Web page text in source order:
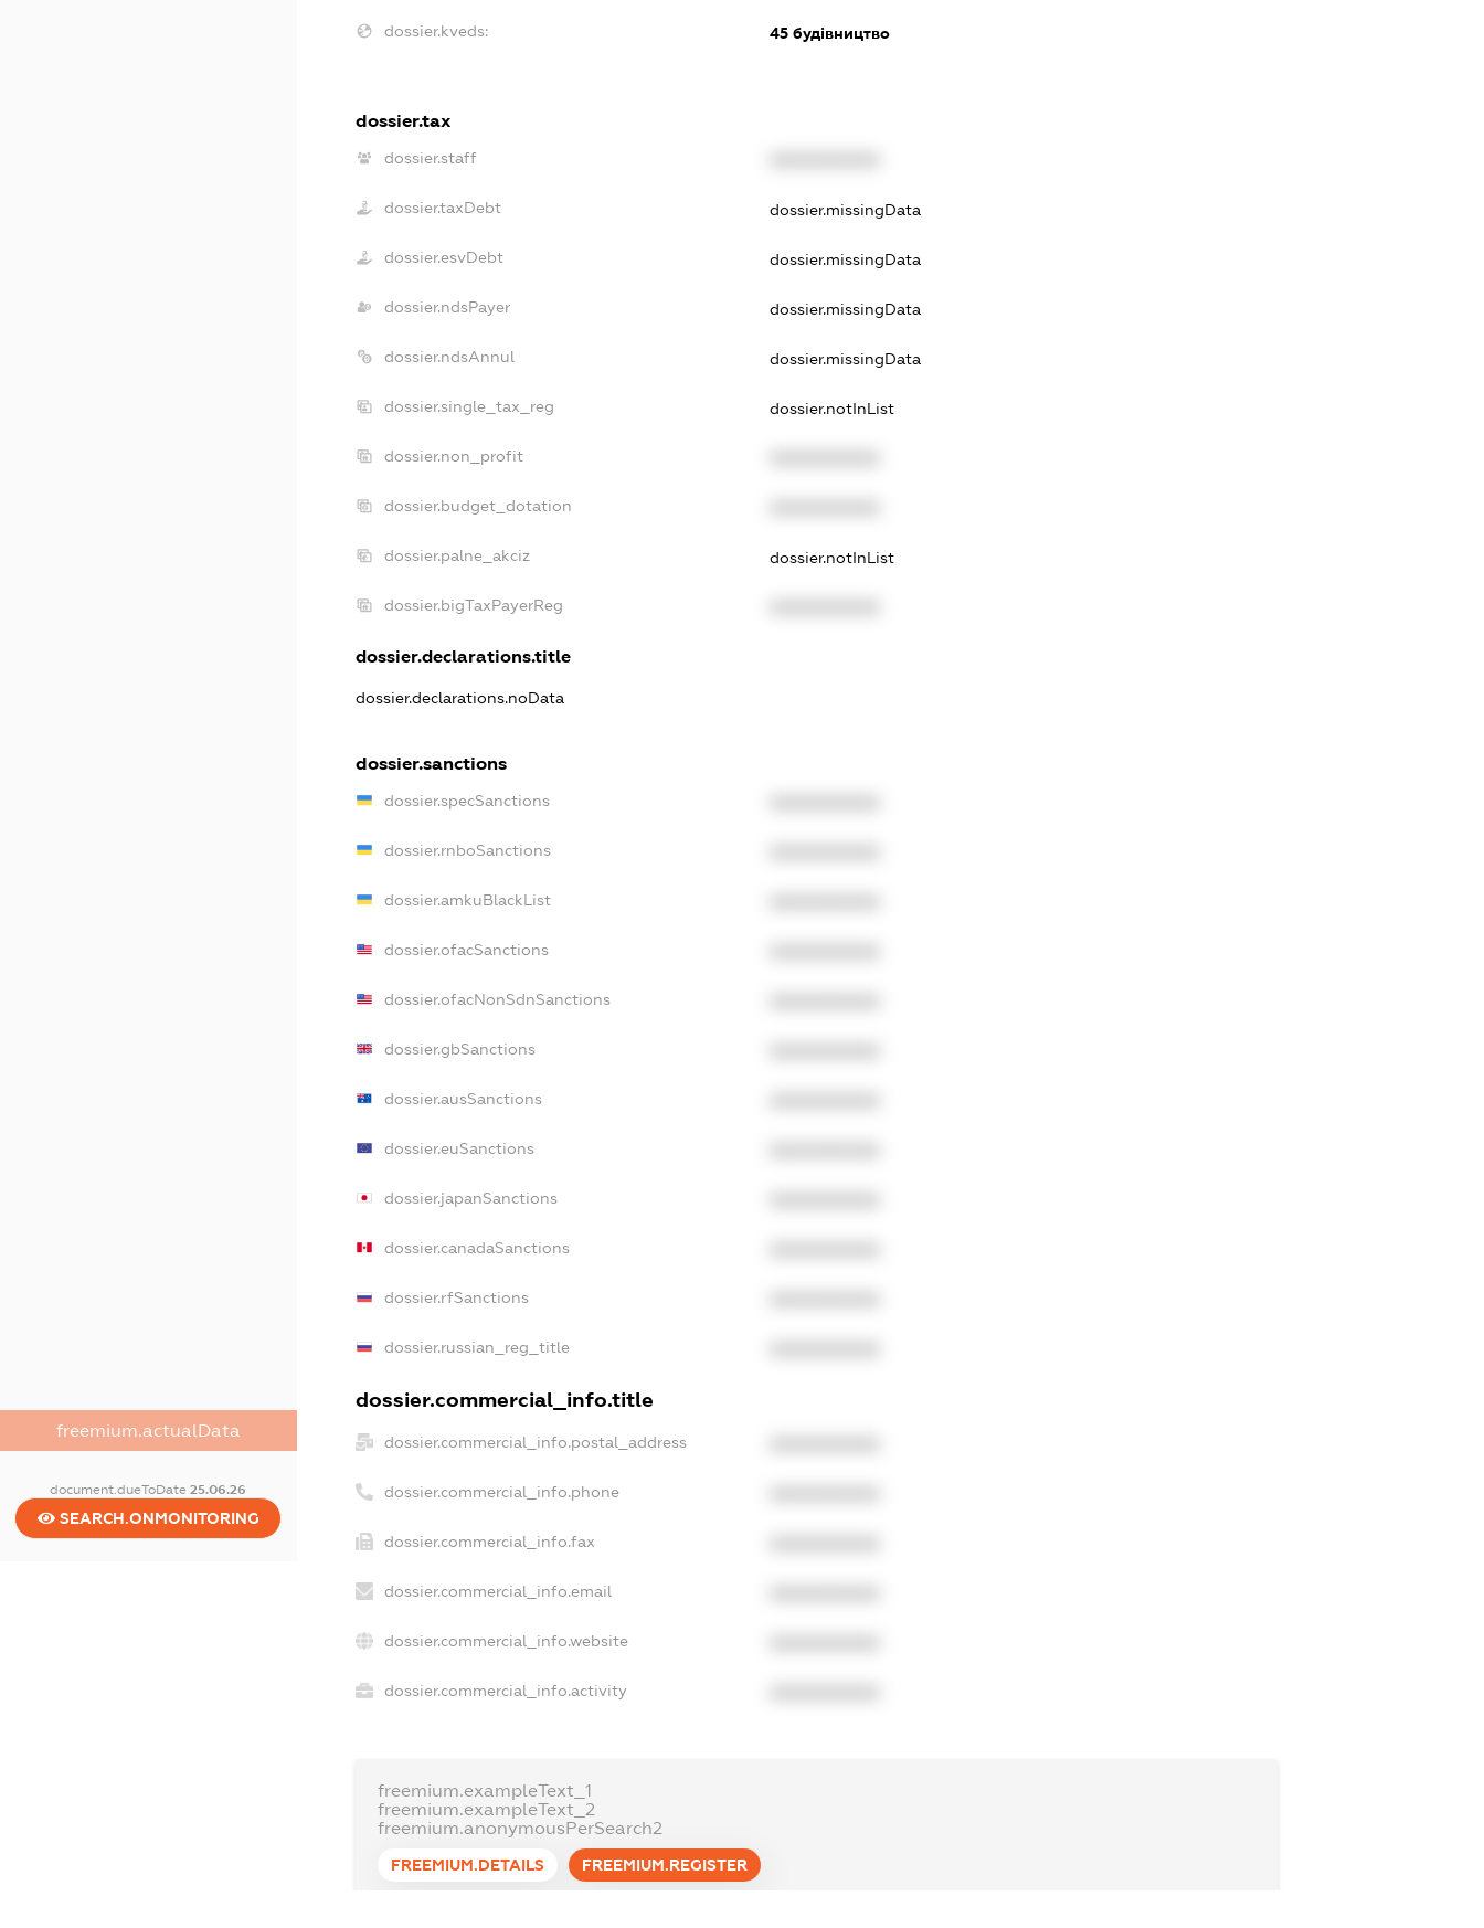
freemium.actualData
document.dueToDate25.06.26
SEARCH.ONMONITORING
dossier.kveds: 45 будівництво
dossier.tax
dossier.staff
dossier.taxDebt dossier.missingData
dossier.esvDebt dossier.missingData
dossier.ndsPayer dossier.missingData
dossier.ndsAnnul dossier.missingData
dossier.single_tax_reg dossier.notInList
dossier.non_profit
dossier.budget_dotation
dossier.palne_akciz dossier.notInList
dossier.bigTaxPayerReg
dossier.declarations.title
dossier.declarations.noData
dossier.sanctions
dossier.specSanctions
dossier.rnboSanctions
dossier.amkuBlackList
dossier.ofacSanctions
dossier.ofacNonSdnSanctions
dossier.gbSanctions
dossier.ausSanctions
dossier.euSanctions
dossier.japanSanctions
dossier.canadaSanctions
dossier.rfSanctions
dossier.russian_reg_title
dossier.commercial_info.title
dossier.commercial_info.postal_address
dossier.commercial_info.phone
dossier.commercial_info.fax
dossier.commercial_info.email
dossier.commercial_info.website
dossier.commercial_info.activity
freemium.exampleText_1
freemium.exampleText_2
freemium.anonymousPerSearch2
FREEMIUM.DETAILS FREEMIUM.REGISTER